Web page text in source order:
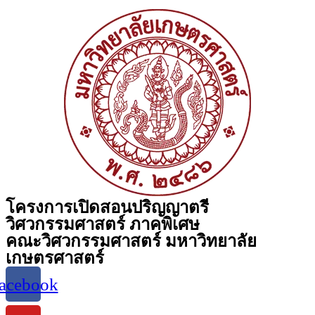
โครงการเปิดสอนปริญญาตรี
วิศวกรรมศาสตร์ ภาคพิเศษ
คณะวิศวกรรมศาสตร์ มหาวิทยาลัย
เกษตรศาสตร์